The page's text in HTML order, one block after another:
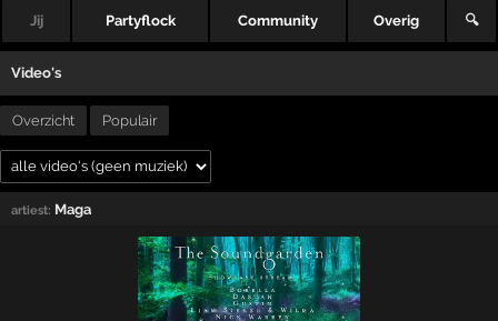
Jij Partyflock Community Overig 🔍
Video's
Overzicht Populair
artiest: Maga